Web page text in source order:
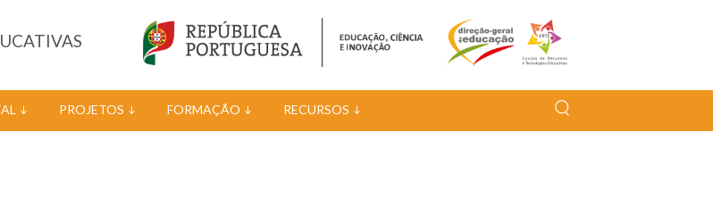
PROJETOS FORMAÇÃO RECURSOS